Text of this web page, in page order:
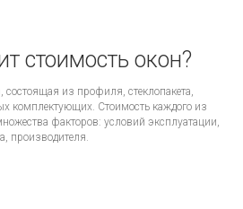
стоимость окон?
из профиля, стеклопакета,
комплектующих. Стоимость каждого из
факторов: условий эксплуатации,
производителя.